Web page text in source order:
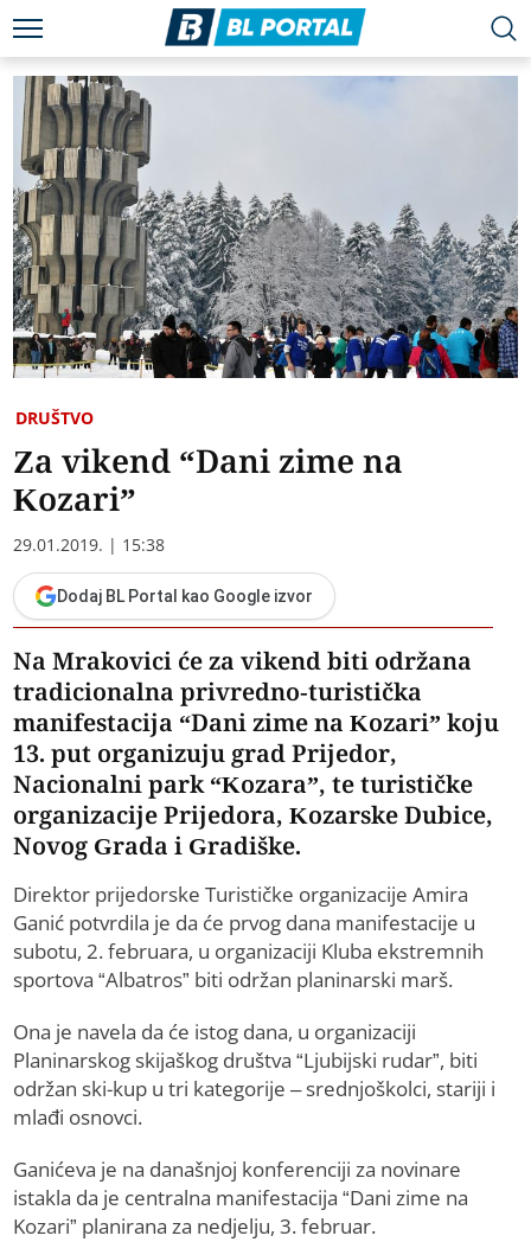
DRUŠTVO
Za vikend “Dani zime na
Kozari”
29.01.2019. | 15:38
Dodaj BL Portal kao Google izvor
Na Mrakovici će za vikend biti održana
tradicionalna privredno-turistička
manifestacija “Dani zime na Kozari” koju
13. put organizuju grad Prijedor,
Nacionalni park “Kozara”, te turističke
organizacije Prijedora, Kozarske Dubice,
Novog Grada i Gradiške.
Direktor prijedorske Turističke organizacije Amira
Ganić potvrdila je da će prvog dana manifestacije u
subotu, 2. februara, u organizaciji Kluba ekstremnih
sportova “Albatros” biti održan planinarski marš.
Ona je navela da će istog dana, u organizaciji
Planinarskog skijaškog društva “Ljubijski rudar”, biti
održan ski-kup u tri kategorije – srednjoškolci, stariji i
mlađi osnovci.
Ganićeva je na današnjoj konferenciji za novinare
istakla da je centralna manifestacija “Dani zime na
Kozari” planirana za nedjelju, 3. februar.